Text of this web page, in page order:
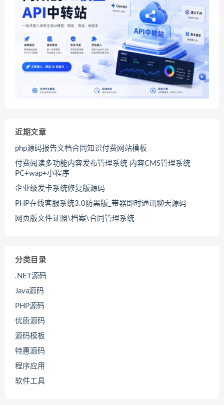
近期文章
php源码报告文档合同知识付费网站模板
付费阅读多功能内容发布管理系统 内容CMS管理系统
PC+wap+小程序
企业级发卡系统修复版源码
PHP在线客服系统3.0防黑版_带器即时通讯聊天源码
网页版文件证照\档案\合同管理系统
分类目录
.NET源码
Java源码
PHP源码
优质源码
源码模板
特惠源码
程序应用
软件工具